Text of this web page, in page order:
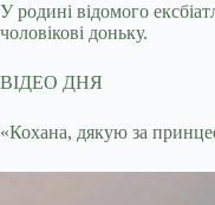
У родині відомого
чоловікові доньку.
ВІДЕО ДНЯ
«Кохана, дякую за